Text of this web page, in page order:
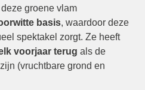
groene vlam
basis, waardoor deze
spektakel zorgt. Ze heeft
voorjaar terug als de
(vruchtbare grond en